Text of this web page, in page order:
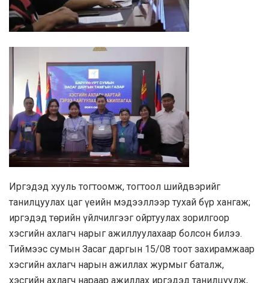
Иргэдэд хууль тогтоомж, тогтоол шийдвэрийг
танилцуулах цаг үеийн мэдээллээр тухай бүр хангаж;
иргэдэд төрийн үйлчилгээг ойртуулах зорилгоор
хэсгийн ахлагч нарыг ажиллуулахаар болсон билээ.
Тиймээс сумын Засаг даргын 15/08 тоот захирамжаар
хэсгийн ахлагч нарын ажиллах журмыг баталж,
хэсгийн ахлагч нараар ажиллах иргэдэд танилцуулж,